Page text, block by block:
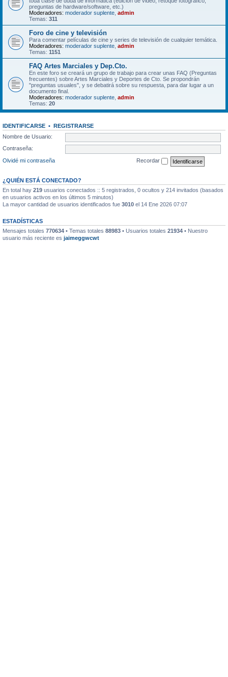
preguntas de hardware/software, etc.)
Moderadores: moderador suplente admin
Temas: 311
Foro de cine y televisión
Para comentar películas de cine y series de televisión de cualquier temática.
Moderadores: moderador suplente admin
Temas: 1151
FAQ Artes Marciales y Dep.Cto.
En este foro se creará un grupo de trabajo para crear unas FAQ (Preguntas
frecuentes) sobre Artes Marciales y Deportes de Cto. Se propondrán
"preguntas usuales", y se debatirá sobre su respuesta, para dar lugar a un
documento final.
Moderadores: moderador suplente admin
Temas: 20
IDENTIFICARSE • REGISTRARSE
Nombre de Usuario:
Contraseña:
Olvidé mi contraseña
Recordar
¿QUIÉN ESTÁ CONECTADO?
En total hay 219 usuarios conectados :: 5 registrados, 0 ocultos y 214 invitados (basados
en usuarios activos en los últimos 5 minutos)
La mayor cantidad de usuarios identificados fue 3010 el 14 Ene 2026 07:07
ESTADÍSTICAS
Mensajes totales 770634 • Temas totales 88983 • Usuarios totales 21934 • Nuestro
usuario más reciente es jaimeggwcwt